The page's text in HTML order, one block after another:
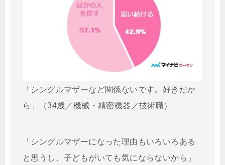
「シングルマザーなど関係ないです。好きだか
ら」（34歳／機械・精密機器／技術職）
「シングルマザーになった理由もいろいろある
と思うし、子どもがいても気にならないから」